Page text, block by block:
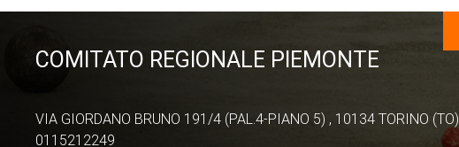
COMITATO REGIONALE PIEMONTE
VIA GIORDANO BRUNO 191/4 (PAL.4-PIANO 5) , 10134 TORINO (TO)
0115212249